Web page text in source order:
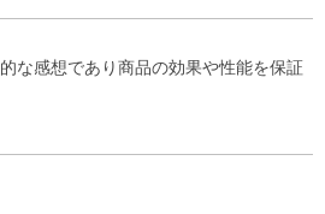
な感想であり商品の効果や性能を保証